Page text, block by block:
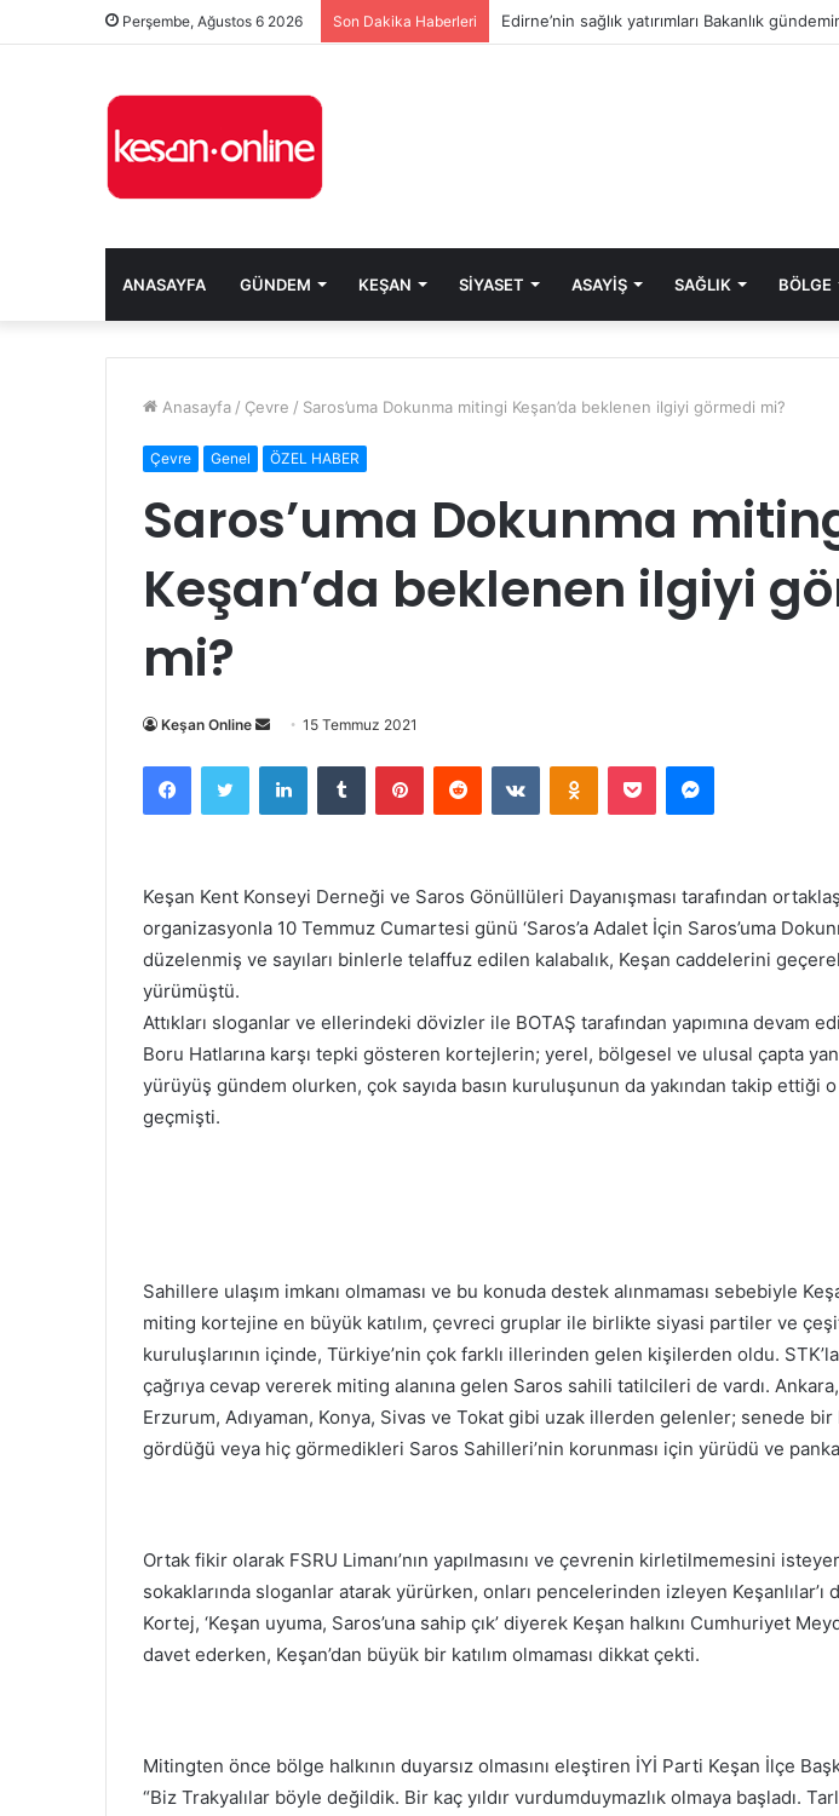
Perşembe, Ağustos 6 2026 Son Dakika Haberleri Edirne’nin sağlık yatırımları Bakanlık
ANASAYFA GÜNDEM KEŞAN SIYASET ASAYIŞ SAĞLIK BÖLGE
Anasayfa / Çevre / Saros’uma Dokunma mitingi Keşan’da beklenen ilgiyi görmedi mi?
Çevre Genel ÖZEL HABER
Saros’uma Dokunma
Keşan’da beklenen ilgiyi
mi?
Keşan Online
Bir
posta
göndermek
15 Temmuz 2021
FacebookTwitter LinkedInTumblr PinterestReddit VKontakteOdnoklassniki
Pocket Messenger
Keşan Kent Konseyi Derneği ve Saros Gönüllüleri Dayanışması tarafından
organizasyonla 10 Temmuz Cumartesi günü ‘Saros’a Adalet İçin Saros’uma
düzelenmiş ve sayıları binlerle telaffuz edilen kalabalık, Keşan caddelerini
yürümüştü.
Attıkları sloganlar ve ellerindeki dövizler ile BOTAŞ tarafından yapımına devam
Boru Hatlarına karşı tepki gösteren kortejlerin; yerel, bölgesel ve ulusal çapta
yürüyüş gündem olurken, çok sayıda basın kuruluşunun da yakından takip ettiği
geçmişti.
Sahillere ulaşım imkanı olmaması ve bu konuda destek alınmaması sebebiyle
miting kortejine en büyük katılım, çevreci gruplar ile birlikte siyasi partiler ve
kuruluşlarının içinde, Türkiye’nin çok farklı illerinden gelen kişilerden oldu.
çağrıya cevap vererek miting alanına gelen Saros sahili tatilcileri de vardı.
Erzurum, Adıyaman, Konya, Sivas ve Tokat gibi uzak illerden gelenler; senede
gördüğü veya hiç görmedikleri Saros Sahilleri’nin korunması için yürüdü ve
Ortak fikir olarak FSRU Limanı’nın yapılmasını ve çevrenin kirletilmemesini
sokaklarında sloganlar atarak yürürken, onları pencelerinden izleyen Keşanlılar’ı
Kortej, ‘Keşan uyuma, Saros’una sahip çık’ diyerek Keşan halkını Cumhuriyet
davet ederken, Keşan’dan büyük bir katılım olmaması dikkat çekti.
Mitingten önce bölge halkının duyarsız olmasını eleştiren İYİ Parti Keşan İlçe
“Biz Trakyalılar böyle değildik. Bir kaç yıldır vurdumduymazlık olmaya başladı.